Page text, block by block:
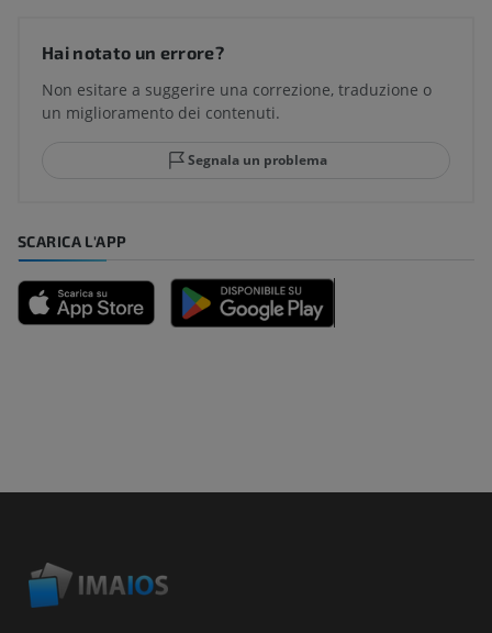
Hai notato un errore?
Non esitare a suggerire una correzione, traduzione o
un miglioramento dei contenuti.
Segnala un problema
SCARICA L'APP